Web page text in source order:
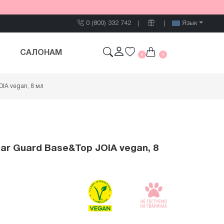
0 (800) 332 742 Язык
САЛОНАМ 0 0
vegan, 8 мл
Guard Base&Top JOIA vegan, 8